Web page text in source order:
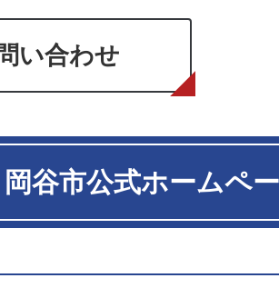
い合わせ
岡谷市公式ホームペ